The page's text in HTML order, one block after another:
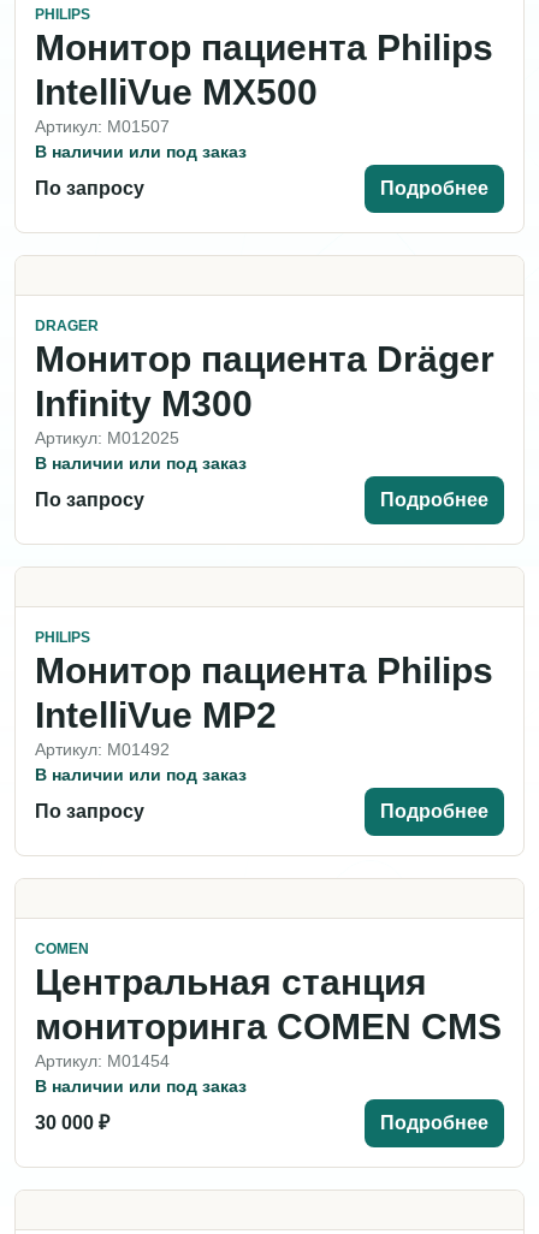
PHILIPS
Монитор пациента Philips
IntelliVue MX500
Артикул: M01507
В наличии или под заказ
По запросу Подробнее
DRAGER
Монитор пациента Dräger
Infinity M300
Артикул: M012025
В наличии или под заказ
По запросу Подробнее
PHILIPS
Монитор пациента Philips
IntelliVue MP2
Артикул: M01492
В наличии или под заказ
По запросу Подробнее
COMEN
Центральная станция
мониторинга COMEN CMS
Артикул: M01454
В наличии или под заказ
30 000 ₽ Подробнее